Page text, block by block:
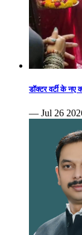
डॉक्टर वर्टी के नए
— Jul 26